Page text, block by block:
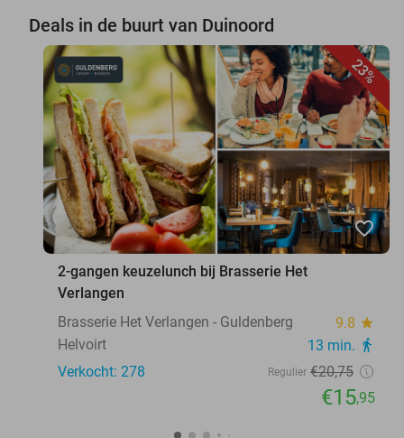
Deals in de buurt van Duinoord
23%
favorite_border
2-gangen keuzelunch bij Brasserie Het
Verlangen
Brasserie Het Verlangen - Guldenberg
9.8 star
Helvoirt 13 min. directions_walk
Verkocht: 278 Regulier €20,75
€15,95